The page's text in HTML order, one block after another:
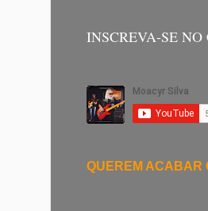
INSCREVA-SE
QUEREM ACABAR